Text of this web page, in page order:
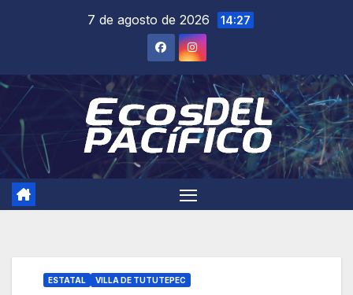
7 de agosto de 2026 14:27
ESTATAL VILLA DE TUTUTEPEC